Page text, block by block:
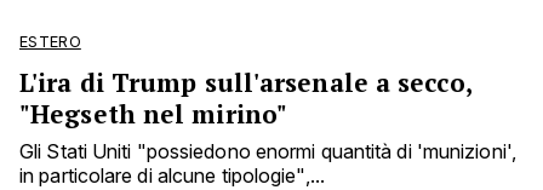
ESTERO
L'ira di Trump sull'arsenale a secco,
"Hegseth nel mirino"
Gli Stati Uniti "possiedono enormi quantità di 'munizioni',
in particolare di alcune tipologie",...